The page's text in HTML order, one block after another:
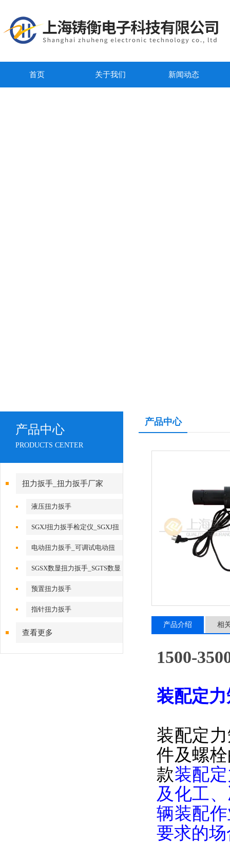
首页 关于我们 新闻动态
产品中心
PRODUCTS CENTER
扭力扳手_扭力扳手厂家
液压扭力扳手
SGXJ扭力扳手检定仪_SGXJ扭
矩扳手检定仪
电动扭力扳手_可调试电动扭
SGSX数显扭力扳手_SGTS数显
扭力扳手
预置扭力扳手
指针扭力扳手
查看更多
产品中心
产品介绍 相
1500-
装配定
装配定
件及螺
款装配
及化工
辆装配
要求的